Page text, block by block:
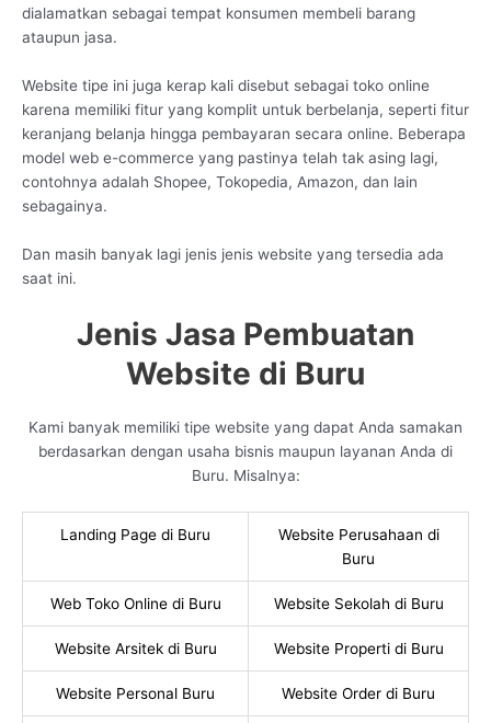
dialamatkan sebagai tempat konsumen membeli barang
ataupun jasa.
Website tipe ini juga kerap kali disebut sebagai toko online
karena memiliki fitur yang komplit untuk berbelanja, seperti fitur
keranjang belanja hingga pembayaran secara online. Beberapa
model web e-commerce yang pastinya telah tak asing lagi,
contohnya adalah Shopee, Tokopedia, Amazon, dan lain
sebagainya.
Dan masih banyak lagi jenis jenis website yang tersedia ada
saat ini.
Jenis Jasa Pembuatan
Website di Buru
Kami banyak memiliki tipe website yang dapat Anda samakan
berdasarkan dengan usaha bisnis maupun layanan Anda di
Buru. Misalnya:
Landing Page di Buru
Website Perusahaan di
Buru
Web Toko Online di Buru Website Sekolah di Buru
Website Arsitek di Buru Website Properti di Buru
Website Personal Buru Website Order di Buru